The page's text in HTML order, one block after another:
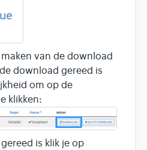
van de download
download gereed is
om op de
klikken:
is klik je op